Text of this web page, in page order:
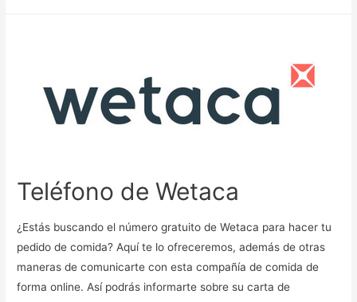
Teléfono de Wetaca
¿Estás buscando el número gratuito de Wetaca para hacer tu
pedido de comida? Aquí te lo ofreceremos, además de otras
maneras de comunicarte con esta compañía de comida de
forma online. Así podrás informarte sobre su carta de